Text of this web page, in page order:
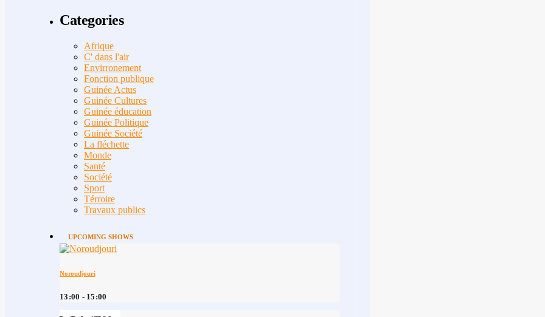
Categories
Afrique
C' dans l'air
Envirronement
Fonction publique
Guinée Actus
Guinée Cultures
Guinée éducation
Guinée Politique
Guinée Société
La fléchette
Monde
Santé
Société
Sport
Térroire
Travaux publics
UPCOMING SHOWS
Noroudjouri
13:00 - 15:00